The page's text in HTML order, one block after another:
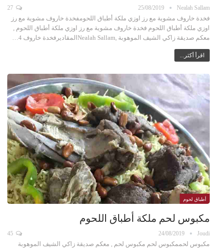
Nealah Sallam
25/08/2019
فخدة خاروف مشوية مع رز اوزي ملكة أطباق اللحومفخدة خاروف مشوية مع رز
اوزي ملكة أطباق اللحوم فخدة خاروف مشوية مع رز اوزي ملكة أطباق اللحوم ,
معكم صديقة زاكي الشيف الموهوبة ,Nealah Sallamالمقاديرفخدة خاروف 4…
اقرأ أكثر...
أطباق لحوم
مكبوس لحم ملكة أطباق اللحوم
Joudi
24/08/2019
مكبوس لحممكبوس لحم مكبوس لحم , معكم صديقة زاكي الشيف الموهوبة